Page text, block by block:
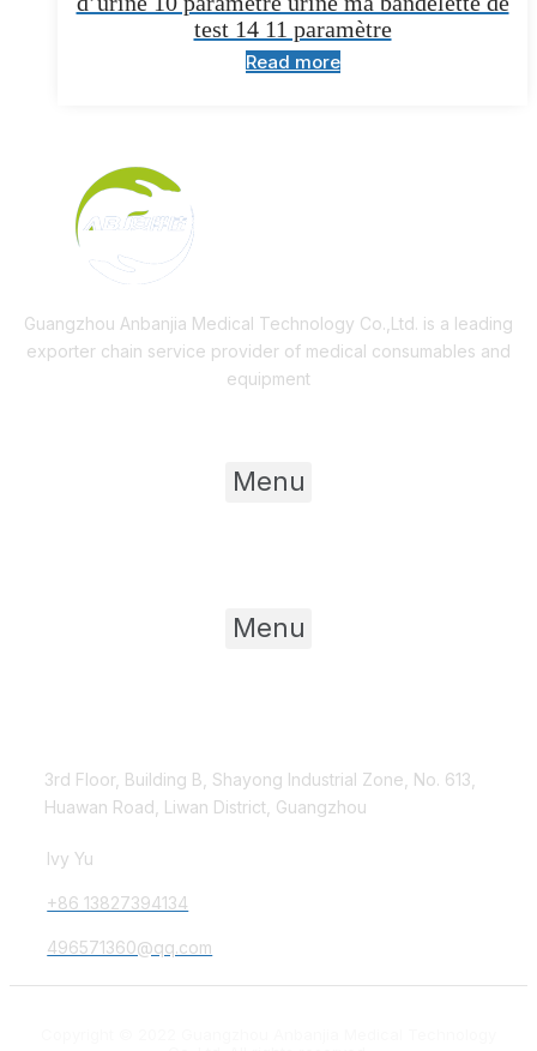
test 14 11 paramètre
Read more
Guangzhou Anbanjia Medical Technology Co.,Ltd. is a leading
exporter chain service provider of medical consumables and
equipment
Menu
Menu
3rd Floor, Building B, Shayong Industrial Zone, No. 613,
Huawan Road, Liwan District, Guangzhou
Ivy Yu
+86 13827394134
496571360@qq.com